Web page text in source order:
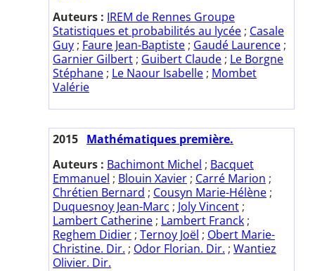
Auteurs : IREM de Rennes Groupe
Statistiques et probabilités au lycée ; Casale
Guy ; Faure Jean-Baptiste ; Gaudé Laurence ;
Garnier Gilbert ; Guibert Claude ; Le Borgne
Stéphane ; Le Naour Isabelle ; Mombet
Valérie
2015 Mathématiques première.
Auteurs : Bachimont Michel ; Bacquet
Emmanuel ; Blouin Xavier ; Carré Marion ;
Chrétien Bernard ; Cousyn Marie-Hélène ;
Duquesnoy Jean-Marc ; Joly Vincent ;
Lambert Catherine ; Lambert Franck ;
Reghem Didier ; Ternoy Joël ; Obert Marie-
Christine. Dir. ; Odor Florian. Dir. ; Wantiez
Olivier. Dir.